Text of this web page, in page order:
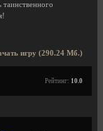
таинственного
игру (290.24 Мб.)
Рейтинг: 10.0